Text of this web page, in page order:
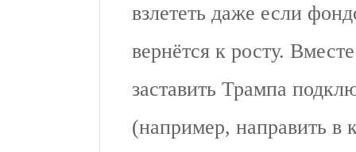
взлететь даже если
вернётся к росту.
заставить Трампа
(например, направить в